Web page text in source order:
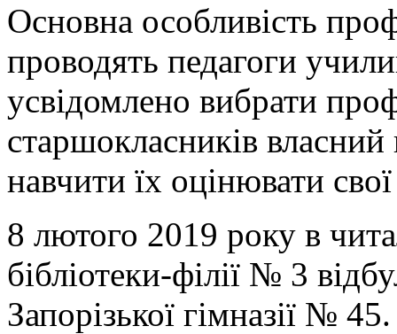
Основна особливість
проводять педагоги
усвідомлено вибрати
старшокласників власний
навчити їх оцінювати
8 лютого 2019 року в
бібліотеки-філії № 3
Запорізької гімназії № 45.